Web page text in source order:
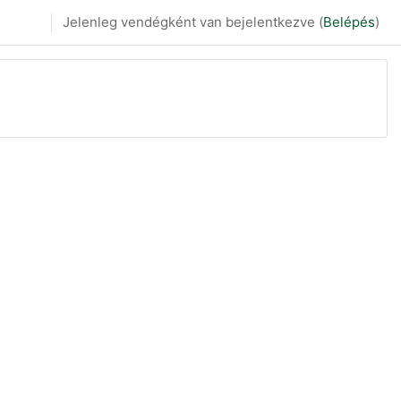
Jelenleg vendégként van bejelentkezve (Belépés)